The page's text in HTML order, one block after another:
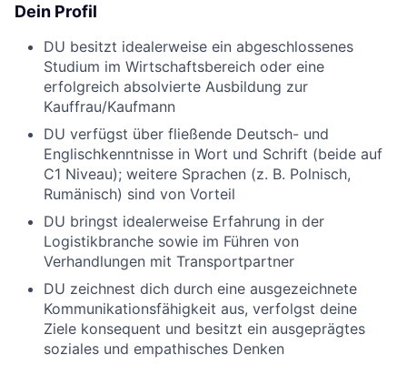
Dein Profil
DU besitzt idealerweise ein abgeschlossenes
Studium im Wirtschaftsbereich oder eine
erfolgreich absolvierte Ausbildung zur
Kauffrau/Kaufmann
DU verfügst über fließende Deutsch- und
Englischkenntnisse in Wort und Schrift (beide auf
C1 Niveau); weitere Sprachen (z. B. Polnisch,
Rumänisch) sind von Vorteil
DU bringst idealerweise Erfahrung in der
Logistikbranche sowie im Führen von
Verhandlungen mit Transportpartner
DU zeichnest dich durch eine ausgezeichnete
Kommunikationsfähigkeit aus, verfolgst deine
Ziele konsequent und besitzt ein ausgeprägtes
soziales und empathisches Denken